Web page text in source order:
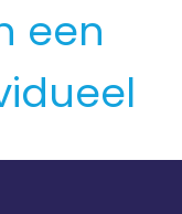
een